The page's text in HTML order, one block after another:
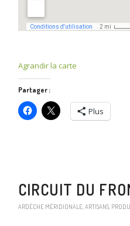
Agrandir la carte
Partager :
Plus
CIRCUIT DU
ARDÈCHE MÉRIDIONALE ARTISANS,